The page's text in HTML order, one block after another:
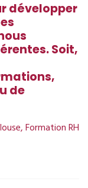
développer
Soit,
de
,Formation RH